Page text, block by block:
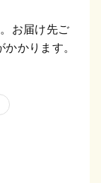
お届け先ご
かります。